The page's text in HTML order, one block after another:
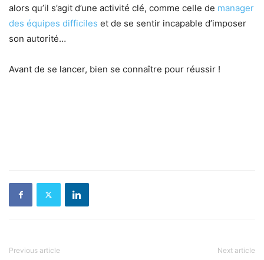
alors qu’il s’agit d’une activité clé, comme celle de manager
des équipes difficiles et de se sentir incapable d’imposer
son autorité…
Avant de se lancer, bien se connaître pour réussir !
Previous article Next article